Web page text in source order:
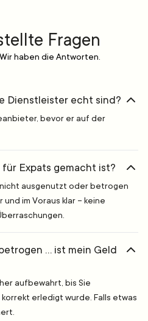
Fragen
haben die Antworten.
Dienstleister echt sind?
bevor er auf der
für Expats gemacht ist?
ausgenutzt oder betrogen
im Voraus klar – keine
… ist mein Geld
aufbewahrt, bis Sie
erledigt wurde. Falls etwas